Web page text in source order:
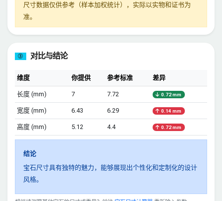
尺寸数据仅供参考（样本加权统计），实际以实物和证书为
准。
③ 对比与结论
维度 你提供 参考标准 差异
长度 (mm) 7 7.72 0.72 mm
宽度 (mm) 6.43 6.29 0.14 mm
高度 (mm) 5.12 4.4 0.72 mm
结论
宝石尺寸具有独特的魅力，能够展现出个性化和定制化的设计
风格。